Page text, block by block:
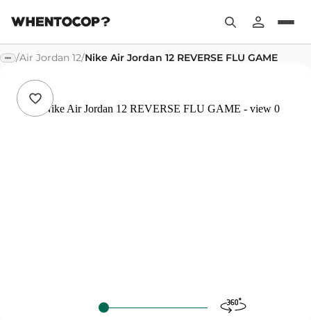
/Air Jordan 12/Nike Air Jordan 12 REVERSE FLU GAME